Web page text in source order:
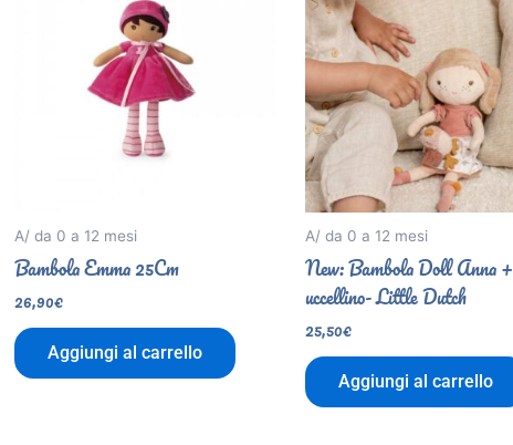
A/ da 0 a 12 mesi
Bambola Emma 25Cm
26,90€
Aggiungi al carrello
A/ da 0 a 12 mesi
New: Bambola Doll Anna +
uccellino- Little Dutch
25,50€
Aggiungi al carrello